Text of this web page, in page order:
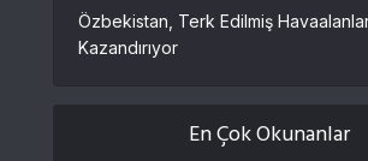
Özbekistan, Terk Edilmiş
Kazandırıyor
En Çok Okunanlar